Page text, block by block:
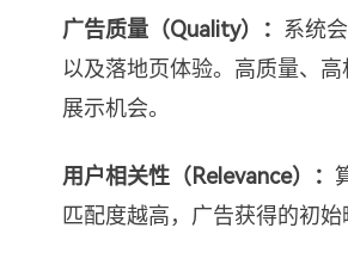
广告质量（Quality）： 系统
以及落地页体验。高质量、
展示机会。
用户相关性（Relevance）：
匹配度越高，广告获得的初始